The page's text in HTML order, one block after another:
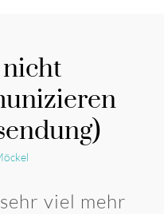
viel mehr